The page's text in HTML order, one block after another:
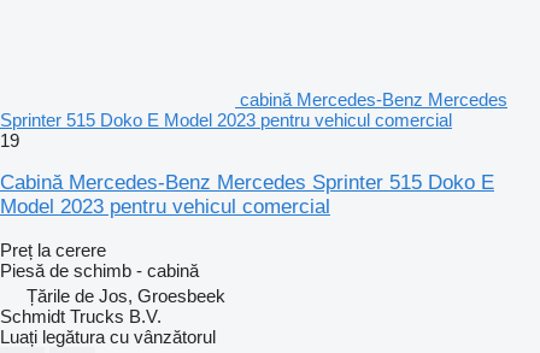
cabină Mercedes-Benz Mercedes
Sprinter 515 Doko E Model 2023 pentru vehicul comercial
19
Cabină Mercedes-Benz Mercedes Sprinter 515 Doko E
Model 2023 pentru vehicul comercial
Preț la cerere
Piesă de schimb - cabină
Țările de Jos, Groesbeek
Schmidt Trucks B.V.
Luați legătura cu vânzătorul